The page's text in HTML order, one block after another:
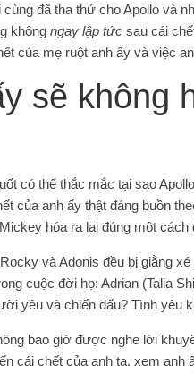
cùng đã tha thứ cho Apollo và
không ngay lập tức sau cái
của mẹ ruột anh ấy và việc
sẽ không
có thể thắc mắc tại sao
của anh ấy thật đáng buồn
hóa ra lại đúng một
và Adonis đều bị giằng
cuộc đời họ: Adrian (Talia
yêu và chiến đấu? Tình yêu
bao giờ được nghe lời
cái chết của anh ta. xem anh